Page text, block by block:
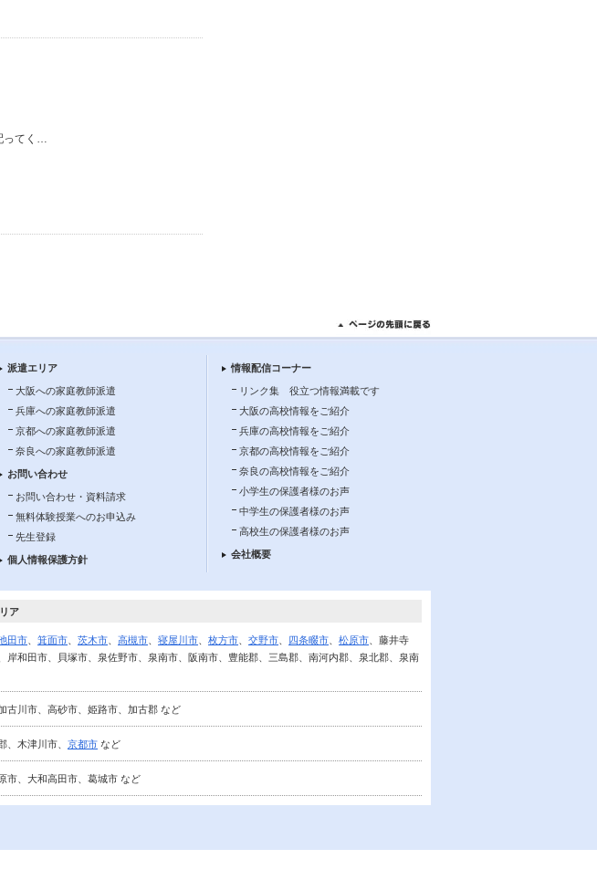
ってく…
派遣エリア
大阪への家庭教師派遣
兵庫への家庭教師派遣
京都への家庭教師派遣
奈良への家庭教師派遣
お問い合わせ
お問い合わせ・資料請求
無料体験授業へのお申込み
先生登録
個人情報保護方針
情報配信コーナー
リンク集 役立つ情報満載です
大阪の高校情報をご紹介
兵庫の高校情報をご紹介
京都の高校情報をご紹介
奈良の高校情報をご紹介
小学生の保護者様のお声
中学生の保護者様のお声
高校生の保護者様のお声
会社概要
ア
田市 箕面市 茨木市 高槻市 寝屋川市 枚方市 交野市 四条畷市 松原市 、藤井寺
和田市、貝塚市、泉佐野市、泉南市、阪南市、豊能郡、三島郡、南河内郡、泉北郡、泉南
古川市、高砂市、姫路市、加古郡 など
木津川市、 京都市 など
市、大和高田市、葛城市 など